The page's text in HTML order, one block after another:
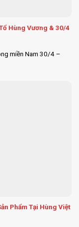
Hùng Vương & 30/4
miền Nam 30/4 –
Phẩm Tại Hùng Việt